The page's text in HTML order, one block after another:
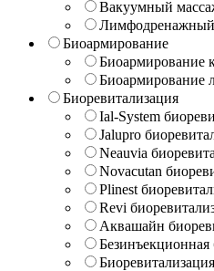
Вакуумный
Биоармирование
Биоармирование
Биоармирование
Биоревитализация
Ial-System
Jalupro
Neauvia
Novacutan
Plinest
Revi
Аквашайн
Безинъекционная